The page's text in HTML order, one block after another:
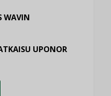
WAVIN
UPONOR